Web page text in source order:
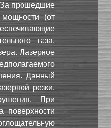
За прошедшие
(от
газа,
Лазерное
Данный
резки.
При
поверхности